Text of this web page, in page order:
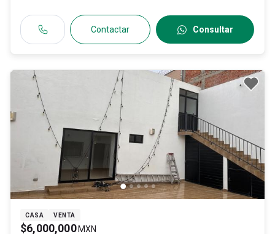
Contactar Consultar
CASA VENTA
$6,000,000 MXN